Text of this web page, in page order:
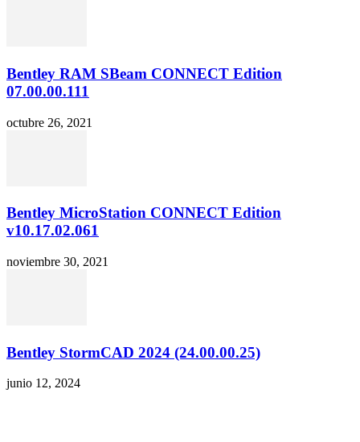
Bentley RAM SBeam CONNECT Edition
07.00.00.111
octubre 26, 2021
Bentley MicroStation CONNECT Edition
v10.17.02.061
noviembre 30, 2021
Bentley StormCAD 2024 (24.00.00.25)
junio 12, 2024